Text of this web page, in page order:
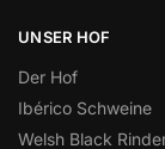
UNSER HOF
Der Hof
Ibérico Schweine
Welsh Black